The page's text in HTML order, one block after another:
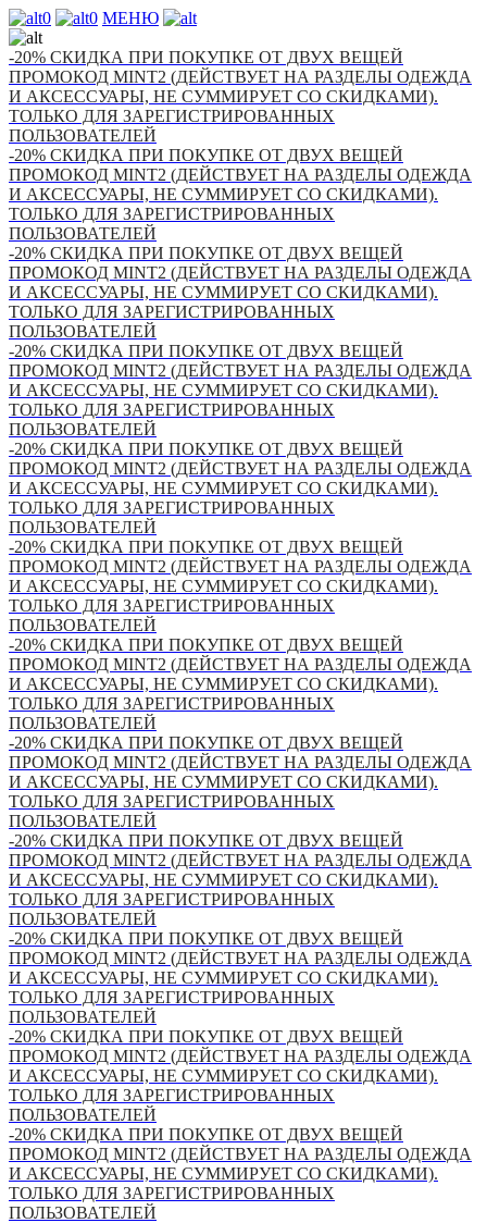
0 0 МЕНЮ
-20% СКИДКА ПРИ ПОКУПКЕ ОТ ДВУХ ВЕЩЕЙ
ПРОМОКОД MINT2 (ДЕЙСТВУЕТ НА РАЗДЕЛЫ ОДЕЖДА
И АКСЕССУАРЫ, НЕ СУММИРУЕТ СО СКИДКАМИ).
ТОЛЬКО ДЛЯ ЗАРЕГИСТРИРОВАННЫХ
ПОЛЬЗОВАТЕЛЕЙ
-20% СКИДКА ПРИ ПОКУПКЕ ОТ ДВУХ ВЕЩЕЙ
ПРОМОКОД MINT2 (ДЕЙСТВУЕТ НА РАЗДЕЛЫ ОДЕЖДА
И АКСЕССУАРЫ, НЕ СУММИРУЕТ СО СКИДКАМИ).
ТОЛЬКО ДЛЯ ЗАРЕГИСТРИРОВАННЫХ
ПОЛЬЗОВАТЕЛЕЙ
-20% СКИДКА ПРИ ПОКУПКЕ ОТ ДВУХ ВЕЩЕЙ
ПРОМОКОД MINT2 (ДЕЙСТВУЕТ НА РАЗДЕЛЫ ОДЕЖДА
И АКСЕССУАРЫ, НЕ СУММИРУЕТ СО СКИДКАМИ).
ТОЛЬКО ДЛЯ ЗАРЕГИСТРИРОВАННЫХ
ПОЛЬЗОВАТЕЛЕЙ
-20% СКИДКА ПРИ ПОКУПКЕ ОТ ДВУХ ВЕЩЕЙ
ПРОМОКОД MINT2 (ДЕЙСТВУЕТ НА РАЗДЕЛЫ ОДЕЖДА
И АКСЕССУАРЫ, НЕ СУММИРУЕТ СО СКИДКАМИ).
ТОЛЬКО ДЛЯ ЗАРЕГИСТРИРОВАННЫХ
ПОЛЬЗОВАТЕЛЕЙ
-20% СКИДКА ПРИ ПОКУПКЕ ОТ ДВУХ ВЕЩЕЙ
ПРОМОКОД MINT2 (ДЕЙСТВУЕТ НА РАЗДЕЛЫ ОДЕЖДА
И АКСЕССУАРЫ, НЕ СУММИРУЕТ СО СКИДКАМИ).
ТОЛЬКО ДЛЯ ЗАРЕГИСТРИРОВАННЫХ
ПОЛЬЗОВАТЕЛЕЙ
-20% СКИДКА ПРИ ПОКУПКЕ ОТ ДВУХ ВЕЩЕЙ
ПРОМОКОД MINT2 (ДЕЙСТВУЕТ НА РАЗДЕЛЫ ОДЕЖДА
И АКСЕССУАРЫ, НЕ СУММИРУЕТ СО СКИДКАМИ).
ТОЛЬКО ДЛЯ ЗАРЕГИСТРИРОВАННЫХ
ПОЛЬЗОВАТЕЛЕЙ
-20% СКИДКА ПРИ ПОКУПКЕ ОТ ДВУХ ВЕЩЕЙ
ПРОМОКОД MINT2 (ДЕЙСТВУЕТ НА РАЗДЕЛЫ ОДЕЖДА
И АКСЕССУАРЫ, НЕ СУММИРУЕТ СО СКИДКАМИ).
ТОЛЬКО ДЛЯ ЗАРЕГИСТРИРОВАННЫХ
ПОЛЬЗОВАТЕЛЕЙ
-20% СКИДКА ПРИ ПОКУПКЕ ОТ ДВУХ ВЕЩЕЙ
ПРОМОКОД MINT2 (ДЕЙСТВУЕТ НА РАЗДЕЛЫ ОДЕЖДА
И АКСЕССУАРЫ, НЕ СУММИРУЕТ СО СКИДКАМИ).
ТОЛЬКО ДЛЯ ЗАРЕГИСТРИРОВАННЫХ
ПОЛЬЗОВАТЕЛЕЙ
-20% СКИДКА ПРИ ПОКУПКЕ ОТ ДВУХ ВЕЩЕЙ
ПРОМОКОД MINT2 (ДЕЙСТВУЕТ НА РАЗДЕЛЫ ОДЕЖДА
И АКСЕССУАРЫ, НЕ СУММИРУЕТ СО СКИДКАМИ).
ТОЛЬКО ДЛЯ ЗАРЕГИСТРИРОВАННЫХ
ПОЛЬЗОВАТЕЛЕЙ
-20% СКИДКА ПРИ ПОКУПКЕ ОТ ДВУХ ВЕЩЕЙ
ПРОМОКОД MINT2 (ДЕЙСТВУЕТ НА РАЗДЕЛЫ ОДЕЖДА
И АКСЕССУАРЫ, НЕ СУММИРУЕТ СО СКИДКАМИ).
ТОЛЬКО ДЛЯ ЗАРЕГИСТРИРОВАННЫХ
ПОЛЬЗОВАТЕЛЕЙ
-20% СКИДКА ПРИ ПОКУПКЕ ОТ ДВУХ ВЕЩЕЙ
ПРОМОКОД MINT2 (ДЕЙСТВУЕТ НА РАЗДЕЛЫ ОДЕЖДА
И АКСЕССУАРЫ, НЕ СУММИРУЕТ СО СКИДКАМИ).
ТОЛЬКО ДЛЯ ЗАРЕГИСТРИРОВАННЫХ
ПОЛЬЗОВАТЕЛЕЙ
-20% СКИДКА ПРИ ПОКУПКЕ ОТ ДВУХ ВЕЩЕЙ
ПРОМОКОД MINT2 (ДЕЙСТВУЕТ НА РАЗДЕЛЫ ОДЕЖДА
И АКСЕССУАРЫ, НЕ СУММИРУЕТ СО СКИДКАМИ).
ТОЛЬКО ДЛЯ ЗАРЕГИСТРИРОВАННЫХ
ПОЛЬЗОВАТЕЛЕЙ